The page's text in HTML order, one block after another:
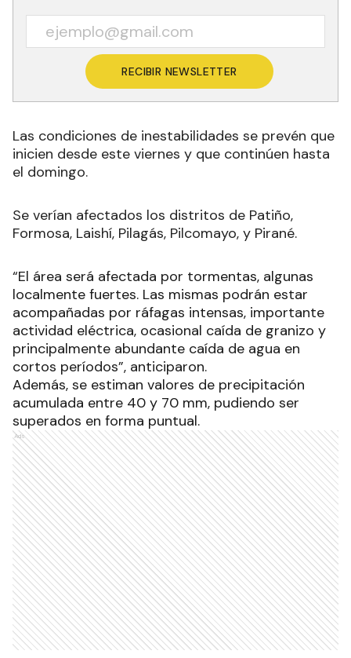
RECIBIR NEWSLETTER
Las condiciones de inestabilidades se prevén que
inicien desde este viernes y que continúen hasta
el domingo.
Se verían afectados los distritos de Patiño,
Formosa, Laishí, Pilagás, Pilcomayo, y Pirané.
“El área será afectada por tormentas, algunas
localmente fuertes. Las mismas podrán estar
acompañadas por ráfagas intensas, importante
actividad eléctrica, ocasional caída de granizo y
principalmente abundante caída de agua en
cortos períodos”, anticiparon.
Además, se estiman valores de precipitación
acumulada entre 40 y 70 mm, pudiendo ser
superados en forma puntual.
Ads